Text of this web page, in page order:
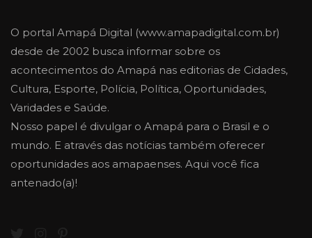
O portal Amapá Digital (www.amapadigital.com.br)
desde de 2002 busca informar sobre os
acontecimentos do Amapá nas editorias de Cidades,
Cultura, Esporte, Polícia, Política, Oportunidades,
Varidades e Saúde.
Nosso papel é divulgar o Amapá para o Brasil e o
mundo. E através das notícias também oferecer
oportunidades aos amapaenses. Aqui você fica
antenado(a)!